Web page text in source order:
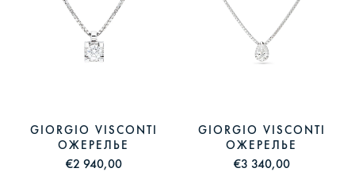
GIORGIO VISCONTI
ОЖЕРЕЛЬЕ
€2 940,00
GIORGIO VISCONTI
ОЖЕРЕЛЬЕ
€3 340,00